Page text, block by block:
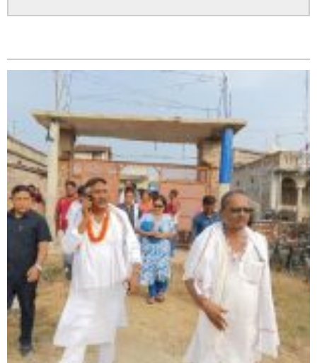
सिराहा-२ मा संजय यादव भिड्ने !
रक्तदान सेवामा जिल्लामै दोस्रो स्थान ल्याएकोमा जनमत नेताद्वय